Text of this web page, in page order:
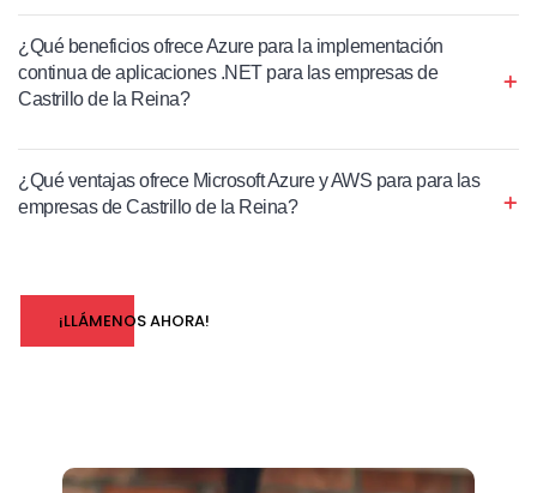
¿Qué beneficios ofrece Azure para la implementación
continua de aplicaciones .NET para las empresas de
Castrillo de la Reina?
¿Qué ventajas ofrece Microsoft Azure y AWS para para las
empresas de Castrillo de la Reina?
¡LLÁMENOS AHORA!